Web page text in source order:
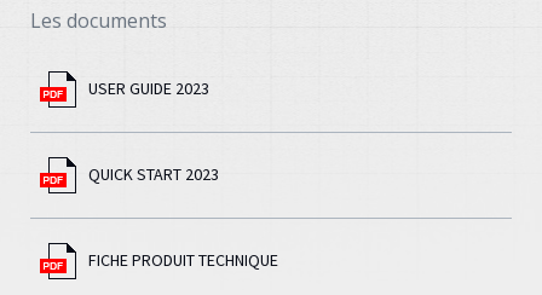
Les documents
USER GUIDE 2023
QUICK START 2023
FICHE PRODUIT TECHNIQUE